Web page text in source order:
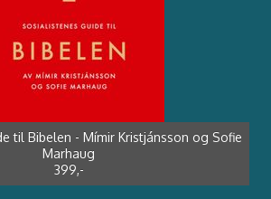
til Bibelen - Mímir Kristjánsson og Sofie
Marhaug
399,-
Tru - Kari Veiteberg
439,-
399,-
til virkeligheten - Ulla Käll
349,-
nærhet - Kurt Hjemdal
249,-